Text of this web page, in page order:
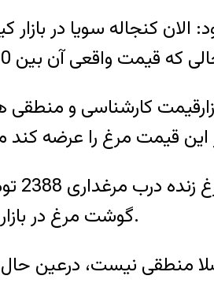
کارشناسی و منطقی
وی
گوشت مرغ در بازار 3365 تومان بوده است.
رشد 70 تا 80 درصدی قیمت مرغ در 6 ماهه گذشته